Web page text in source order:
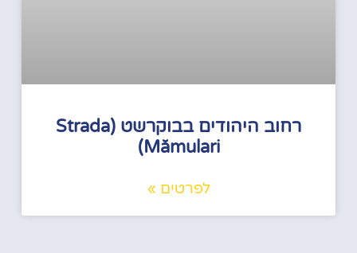
רחוב היהודים בבוקרשט (Strada
Mămulari)
לפרטים »